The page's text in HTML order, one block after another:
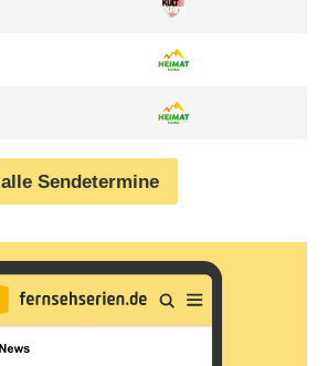
alle Sendetermine